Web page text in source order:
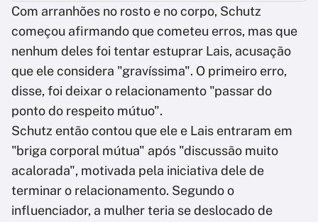
Com arranhões no rosto e no corpo, Schutz
começou afirmando que cometeu erros, mas que
nenhum deles foi tentar estuprar Lais, acusação
que ele considera "gravíssima". O primeiro erro,
disse, foi deixar o relacionamento "passar do
ponto do respeito mútuo".
Schutz então contou que ele e Lais entraram em
"briga corporal mútua" após "discussão muito
acalorada", motivada pela iniciativa dele de
terminar o relacionamento. Segundo o
influenciador, a mulher teria se deslocado de